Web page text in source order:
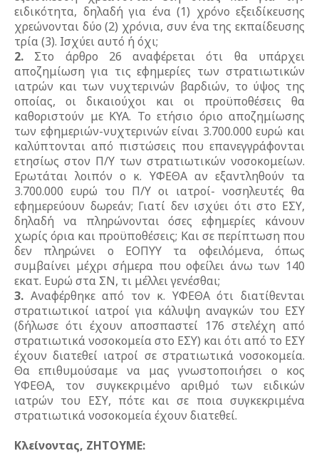
ειδικότητα, δηλαδή για ένα (1) χρόνο εξειδίκευσης
χρεώνονται δύο (2) χρόνια, συν ένα της εκπαίδευσης
τρία (3). Ισχύει αυτό ή όχι;
2. Στο άρθρο 26 αναφέρεται ότι θα υπάρχει
αποζημίωση για τις εφημερίες των στρατιωτικών
ιατρών και των νυχτερινών βαρδιών, το ύψος της
οποίας, οι δικαιούχοι και οι προϋποθέσεις θα
καθοριστούν με ΚΥΑ. Το ετήσιο όριο αποζημίωσης
των εφημεριών-νυχτερινών είναι 3.700.000 ευρώ και
καλύπτονται από πιστώσεις που επανεγγράφονται
ετησίως στον Π/Υ των στρατιωτικών νοσοκομείων.
Ερωτάται λοιπόν ο κ. ΥΦΕΘΑ αν εξαντληθούν τα
3.700.000 ευρώ του Π/Υ οι ιατροί- νοσηλευτές θα
εφημερεύουν δωρεάν; Γιατί δεν ισχύει ότι στο ΕΣΥ,
δηλαδή να πληρώνονται όσες εφημερίες κάνουν
χωρίς όρια και προϋποθέσεις; Και σε περίπτωση που
δεν πληρώνει ο ΕΟΠΥΥ τα οφειλόμενα, όπως
συμβαίνει μέχρι σήμερα που οφείλει άνω των 140
εκατ. Ευρώ στα ΣΝ, τι μέλλει γενέσθαι;
3. Αναφέρθηκε από τον κ. ΥΦΕΘΑ ότι διατίθενται
στρατιωτικοί ιατροί για κάλυψη αναγκών του ΕΣΥ
(δήλωσε ότι έχουν αποσπαστεί 176 στελέχη από
στρατιωτικά νοσοκομεία στο ΕΣΥ) και ότι από το ΕΣΥ
έχουν διατεθεί ιατροί σε στρατιωτικά νοσοκομεία.
Θα επιθυμούσαμε να μας γνωστοποιήσει ο κος
ΥΦΕΘΑ, τον συγκεκριμένο αριθμό των ειδικών
ιατρών του ΕΣΥ, πότε και σε ποια συγκεκριμένα
στρατιωτικά νοσοκομεία έχουν διατεθεί.
Κλείνοντας, ΖΗΤΟΥΜΕ: